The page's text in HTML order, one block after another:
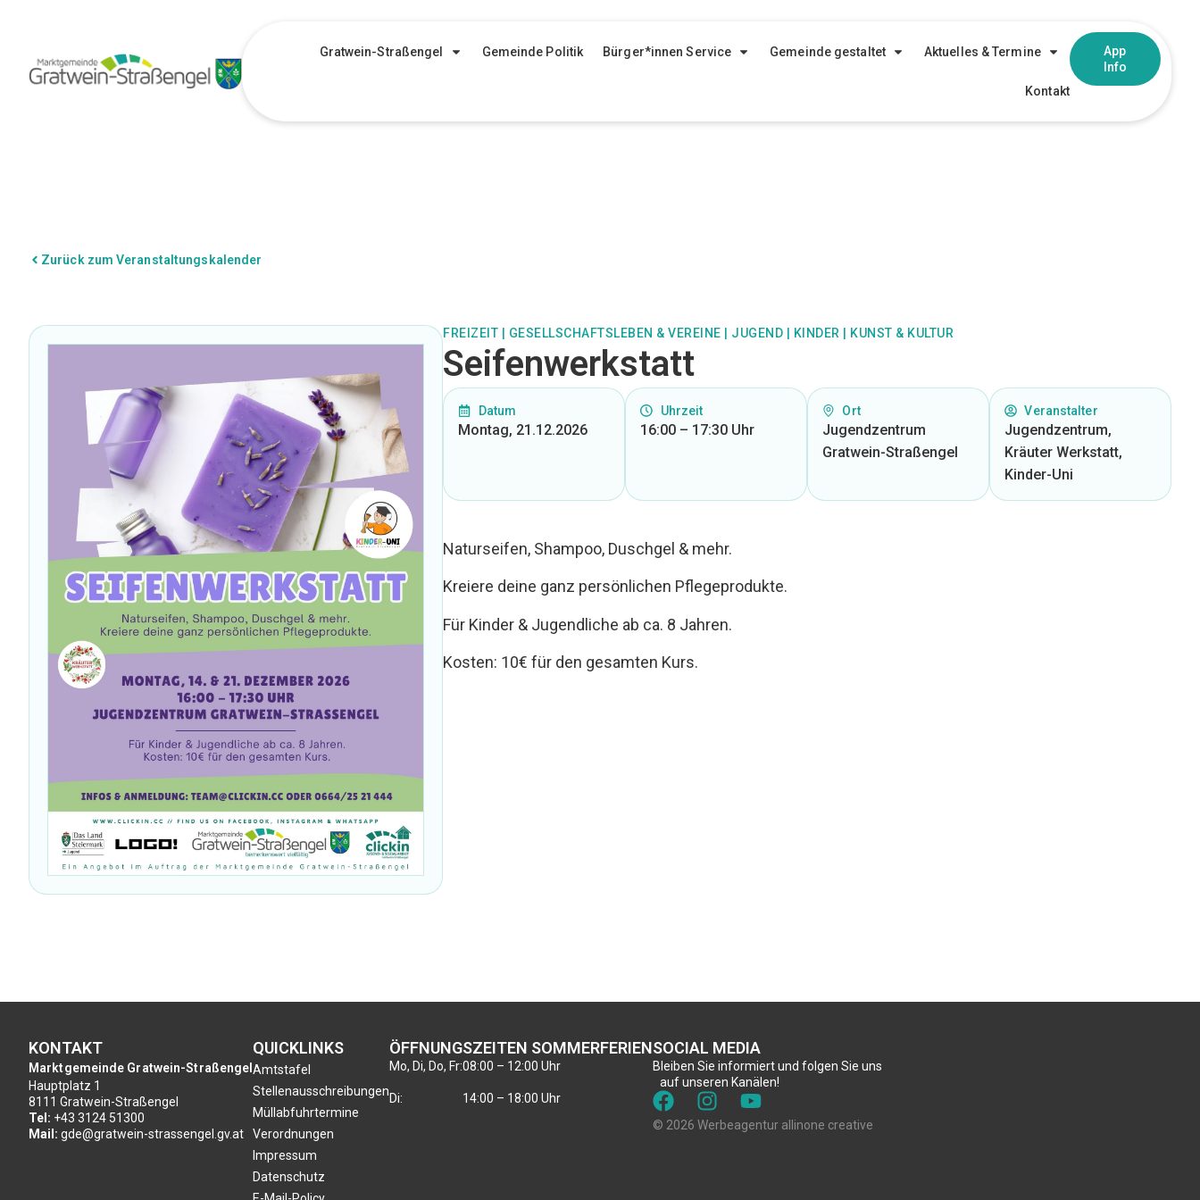
Gratwein-Straßengel Gemeinde Politik Bürger*innen Service Gemeinde gestaltet Aktuelles & Termine
Kontakt
App
Info
Zurück zum Veranstaltungskalender
FREIZEIT GESELLSCHAFTSLEBEN & VEREINE JUGEND KINDER KUNST & KULTUR
Seifenwerkstatt
Datum
Montag, 21.12.2026
Uhrzeit
16:00 – 17:30 Uhr
Ort
Jugendzentrum
Gratwein-Straßengel
Veranstalter
Jugendzentrum,
Kräuter Werkstatt,
Kinder-Uni
Naturseifen, Shampoo, Duschgel & mehr.
Kreiere deine ganz persönlichen Pflegeprodukte.
Für Kinder & Jugendliche ab ca. 8 Jahren.
Kosten: 10€ für den gesamten Kurs.
KONTAKT
Marktgemeinde Gratwein-Straßengel
Hauptplatz 1
8111 Gratwein-Straßengel
Tel: +43 3124 51300
Mail: gde@gratwein-strassengel.gv.at
QUICKLINKS
Amtstafel
Stellenausschreibungen
Müllabfuhrtermine
Verordnungen
Impressum
Datenschutz
ÖFFNUNGSZEITEN SOMMERFERIEN
Mo, Di, Do, Fr:
Di:
08:00 – 12:00 Uhr
14:00 – 18:00 Uhr
SOCIAL MEDIA
Bleiben Sie informiert und folgen Sie uns
auf unseren Kanälen!
© 2026 Werbeagentur allinone creative